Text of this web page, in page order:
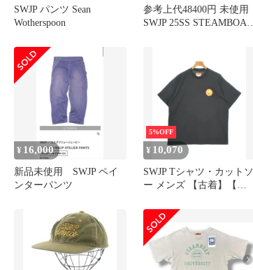
SWJP パンツ Sean
Wotherspoon
参考上代48400円 未使用
SWJP 25SS STEAMBOAT
トソー ショーンウェザー
スプーン エスダブリュー
ジェーピー SW-25SS-008
イエロー/レッド XL
¥ 16,000
新品未使用 SWJP ペイ
ンターパンツ
5%OFF
¥ 10,070
SWJP Tシャツ・カットソ
ー メンズ 【古着】【中